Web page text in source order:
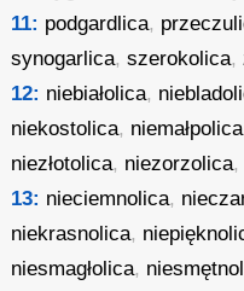
11: podgardlica,
synogarlica,szerokolica,
12: niebiałolica,
niekostolica, niemałpolica
niezłotolica, niezorzolica,
13: nieciemnolica,
niekrasnolica,
niesmagłolica,